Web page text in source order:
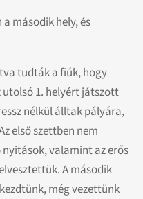
második hely, és
tudták a fiúk, hogy
utolsó 1. helyért játszott
nélkül álltak pályára,
első szettben nem
valamint az erős
A második
még vezettünk